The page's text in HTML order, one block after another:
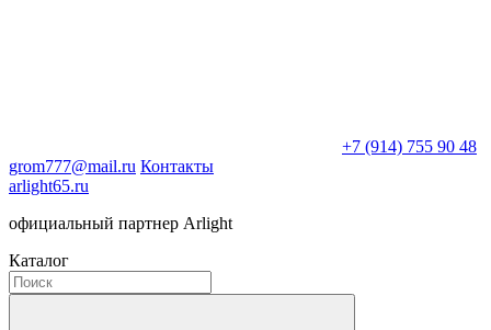
+7 (914) 755 90 48
grom777@mail.ru Контакты
arlight65.ru
официальный партнер Arlight
Каталог